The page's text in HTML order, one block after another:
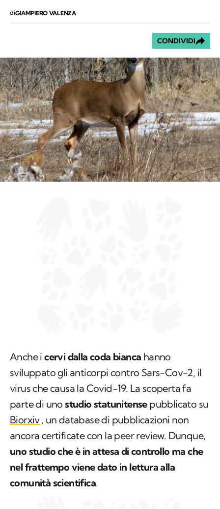
diGIAMPIERO VALENZA
CONDIVIDI
Anche icervi dalla coda bianca hanno
sviluppato gli anticorpi contro Sars-Cov-2, il
virus che causa la Covid-19. La scoperta fa
parte di unostudio statunitensepubblicato su
Biorxiv, un database di pubblicazioni non
ancora certificate con la peer review. Dunque,
uno studio che è in attesa di controllo ma che
nel frattempo viene dato in lettura alla
comunità scientifica.